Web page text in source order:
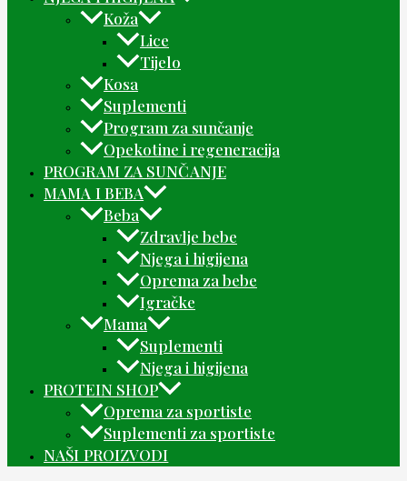
Koža
Lice
Tijelo
Kosa
Suplementi
Program za sunčanje
Opekotine i regeneracija
PROGRAM ZA SUNČANJE
MAMA I BEBA
Beba
Zdravlje bebe
Njega i higijena
Oprema za bebe
Igračke
Mama
Suplementi
Njega i higijena
PROTEIN SHOP
Oprema za sportiste
Suplementi za sportiste
NAŠI PROIZVODI